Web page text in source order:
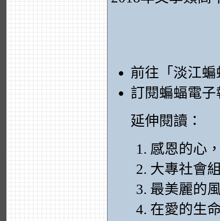
前往「淡江
訂閱蝙蝠電子
延伸閱讀：
感恩的心
大專社會
最美麗的
在愛的生